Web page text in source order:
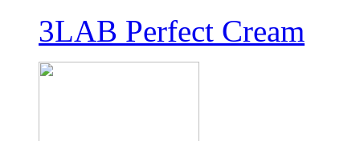
3LAB Perfect Cream